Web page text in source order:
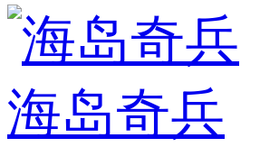
海岛奇兵